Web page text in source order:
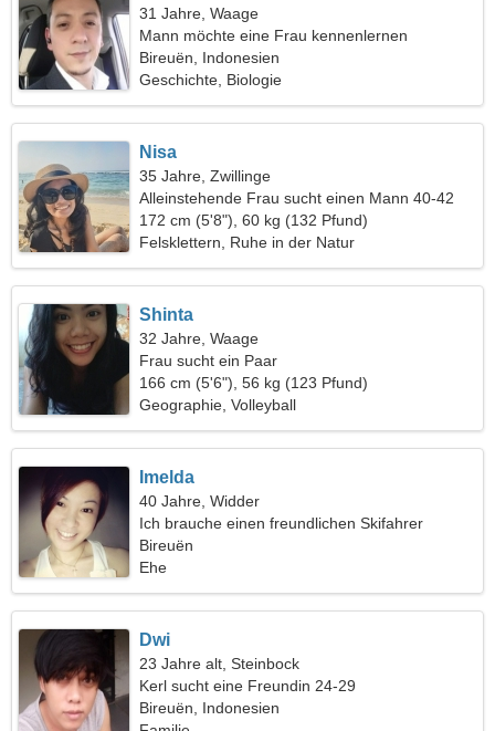
31 Jahre, Waage
Mann möchte eine Frau kennenlernen
Bireuën, Indonesien
Geschichte, Biologie
Nisa
35 Jahre, Zwillinge
Alleinstehende Frau sucht einen Mann 40-42
172 cm (5'8"), 60 kg (132 Pfund)
Felsklettern, Ruhe in der Natur
Shinta
32 Jahre, Waage
Frau sucht ein Paar
166 cm (5'6"), 56 kg (123 Pfund)
Geographie, Volleyball
Imelda
40 Jahre, Widder
Ich brauche einen freundlichen Skifahrer
Bireuën
Ehe
Dwi
23 Jahre alt, Steinbock
Kerl sucht eine Freundin 24-29
Bireuën, Indonesien